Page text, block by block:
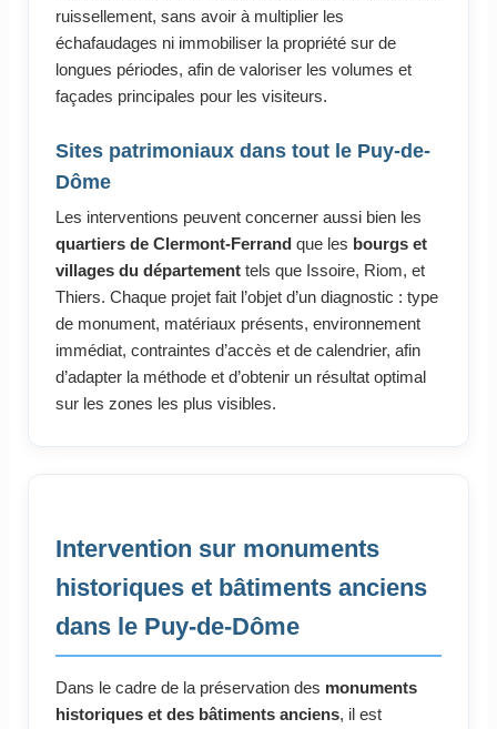
ruissellement, sans avoir à multiplier les
échafaudages ni immobiliser la propriété sur de
longues périodes, afin de valoriser les volumes et
façades principales pour les visiteurs.
Sites patrimoniaux dans tout le Puy-de-
Dôme
Les interventions peuvent concerner aussi bien les
quartiers de Clermont-Ferrandque les bourgs et
villages du départementtels que Issoire, Riom, et
Thiers. Chaque projet fait l’objet d’un diagnostic : type
de monument, matériaux présents, environnement
immédiat, contraintes d’accès et de calendrier, afin
d’adapter la méthode et d’obtenir un résultat optimal
sur les zones les plus visibles.
Intervention sur monuments
historiques et bâtiments anciens
dans le Puy-de-Dôme
Dans le cadre de la préservation des monuments
historiques et des bâtiments anciens, il est